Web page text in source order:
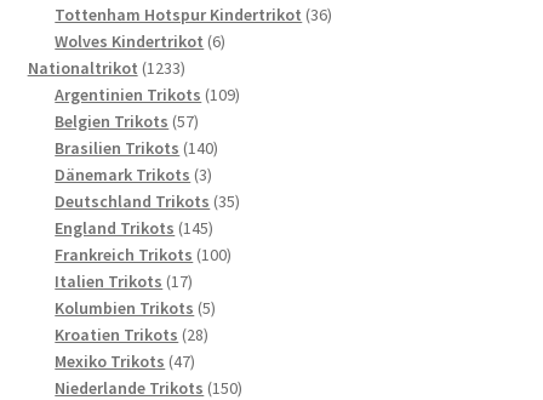
Produkte
Tottenham Hotspur Kindertrikot 3636
Wolves Kindertrikot 66
Nationaltrikot 12331233
Produkte
Argentinien Trikots 109109
Belgien Trikots 5757
Produkte
Brasilien Trikots 140140
Dänemark Trikots 33
Produkte
Deutschland Trikots 3535
England Trikots 145145
Produkte
Frankreich Trikots 100100
Italien Trikots 1717
Produkte
Kolumbien Trikots 55
Kroatien Trikots 2828
Mexiko Trikots 4747
Produkte
Niederlande Trikots 150150